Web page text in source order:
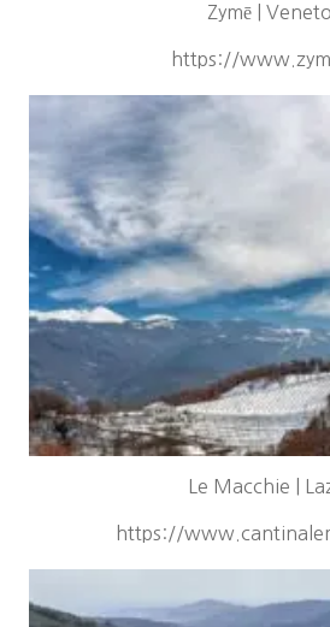
Zymē | Veneto
https://
Le Macchie |
https://